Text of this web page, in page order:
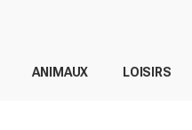
ANIMAUX LOISIRS